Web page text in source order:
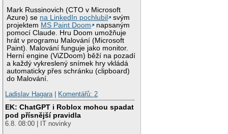
Mark Russinovich (CTO v Microsoft
Azure) se na LinkedIn pochlubil
svým
projektem MS Paint Doom
napsaným
pomocí Claude. Hru Doom umožňuje
hrát v programu Malování (Microsoft
Paint). Malování funguje jako monitor.
Herní engine (ViZDoom) běží na pozadí
a každý vykreslený snímek hry vkládá
automaticky přes schránku (clipboard)
do Malování.
Ladislav Hagara
Komentářů: 2
EK: ChatGPT i Roblox mohou spadat
pod přísnější pravidla
6.8. 08:00 | IT novinky